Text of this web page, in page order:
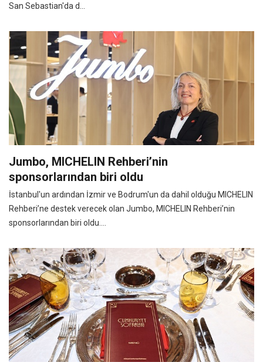
San Sebastian'da d...
Jumbo, MICHELIN Rehberi’nin
sponsorlarından biri oldu
İstanbul'un ardından İzmir ve Bodrum'un da dahil olduğu MICHELIN
Rehberi’ne destek verecek olan Jumbo, MICHELIN Rehberi’nin
sponsorlarından biri oldu....